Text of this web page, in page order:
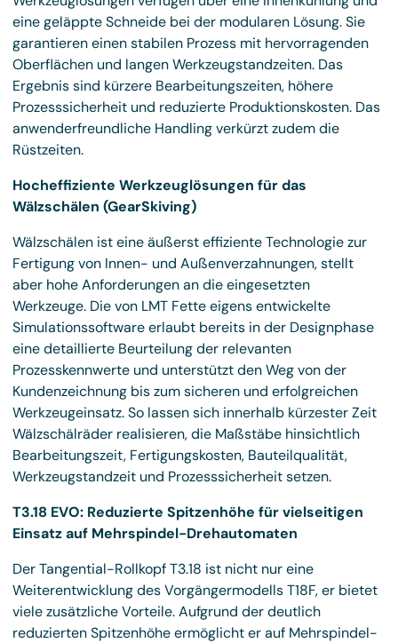
eine geläppte Schneide bei der modularen Lösung. Sie
garantieren einen stabilen Prozess mit hervorragenden
Oberflächen und langen Werkzeugstandzeiten. Das
Ergebnis sind kürzere Bearbeitungszeiten, höhere
Prozesssicherheit und reduzierte Produktionskosten. Das
anwenderfreundliche Handling verkürzt zudem die
Rüstzeiten.
Hocheffiziente Werkzeuglösungen für das
Wälzschälen (GearSkiving)
Wälzschälen ist eine äußerst effiziente Technologie zur
Fertigung von Innen- und Außenverzahnungen, stellt
aber hohe Anforderungen an die eingesetzten
Werkzeuge. Die von LMT Fette eigens entwickelte
Simulationssoftware erlaubt bereits in der Designphase
eine detaillierte Beurteilung der relevanten
Prozesskennwerte und unterstützt den Weg von der
Kundenzeichnung bis zum sicheren und erfolgreichen
Werkzeugeinsatz. So lassen sich innerhalb kürzester Zeit
Wälzschälräder realisieren, die Maßstäbe hinsichtlich
Bearbeitungszeit, Fertigungskosten, Bauteilqualität,
Werkzeugstandzeit und Prozesssicherheit setzen.
T3.18 EVO: Reduzierte Spitzenhöhe für vielseitigen
Einsatz auf Mehrspindel-Drehautomaten
Der Tangential-Rollkopf T3.18 ist nicht nur eine
Weiterentwicklung des Vorgängermodells T18F, er bietet
viele zusätzliche Vorteile. Aufgrund der deutlich
reduzierten Spitzenhöhe ermöglicht er auf Mehrspindel-